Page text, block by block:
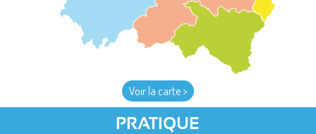
Voir la carte >
PRATIQUE